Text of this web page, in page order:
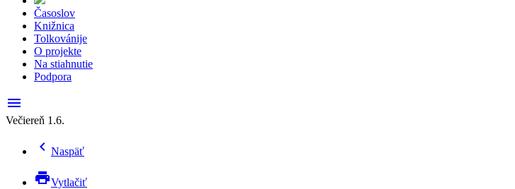
Časoslov
Knižnica
Tolkovánije
O projekte
Na stiahnutie
Podpora
menu
Večiereň 1.6.
chevron_left Naspäť
printVytlačiť